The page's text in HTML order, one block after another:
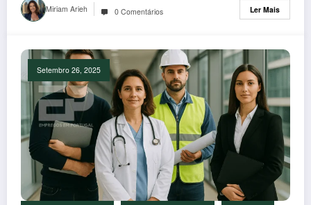
Miriam Arieh 0 Comentários Ler Mais
Setembro 26, 2025